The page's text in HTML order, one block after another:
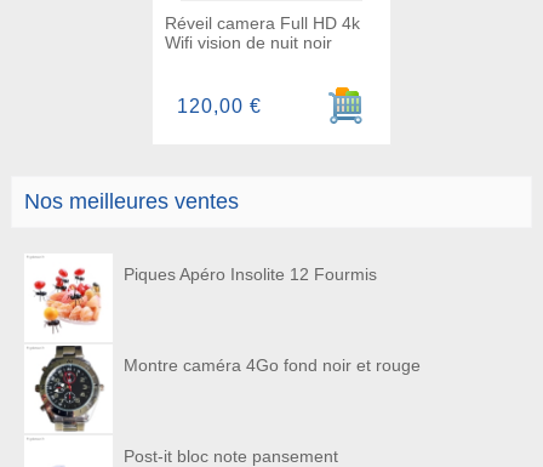
Nos meilleures ventes
Piques Apéro Insolite 12 Fourmis
Montre caméra 4Go fond noir et rouge
Post-it bloc note pansement
Réveil camera Full HD 4k
Wifi vision de nuit noir
Ajouter au panier
120,00 €